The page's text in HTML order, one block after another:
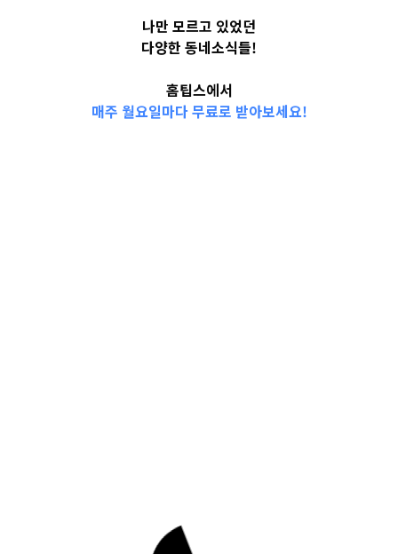
2023 마포구 보육성
나만 모르고 있었던
다양한 동네소식들!
홈팁스에서
매주 월요일마다 무료로 받아보세요!